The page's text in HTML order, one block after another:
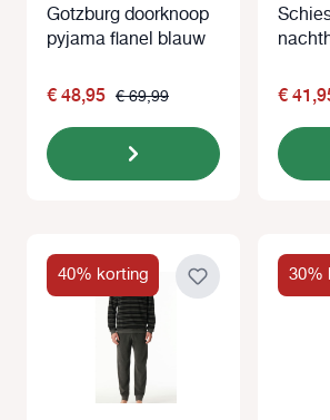
Gotzburg doorknoop
pyjama flanel blauw
€ 48,95 € 69,99 €
40% korting 30%